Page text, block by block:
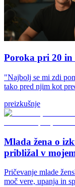
Poroka pri 20 in
"Najbolj se mi zdi
tako pred njim kot
preizkušnje
Mlada žena o
približal v
Pričevanje mlade
moč vere, upanja in